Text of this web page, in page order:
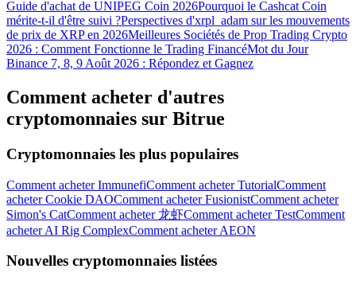
l'application Bitrue
Guide d'achat de UNIPEG Coin 2026Pourquoi le Cashcat Coin
mérite-t-il d'être suivi ?Perspectives d'xrpl_adam sur les mouvements
de prix de XRP en 2026Meilleures Sociétés de Prop Trading Crypto
2026 : Comment Fonctionne le Trading FinancéMot du Jour
Binance 7, 8, 9 Août 2026 : Répondez et Gagnez
Comment acheter d'autres
cryptomonnaies sur Bitrue
Cryptomonnaies les plus populaires
Comment acheter ImmunefiComment acheter TutorialComment
acheter Cookie DAOComment acheter FusionistComment acheter
Simon's CatComment acheter 龙虾Comment acheter TestComment
acheter AI Rig ComplexComment acheter AEON
Nouvelles cryptomonnaies listées